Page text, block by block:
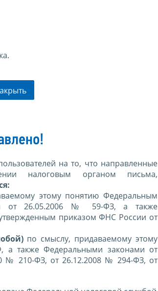
на то, что направленные
налоговым органом письма,
этому понятию Федеральным
от 26.05.2006 № 59-ФЗ, а также
приказом ФНС России от
по смыслу, придаваемому этому
а также Федеральными законами от
№ 210-ФЗ, от 26.12.2008 № 294-ФЗ, от